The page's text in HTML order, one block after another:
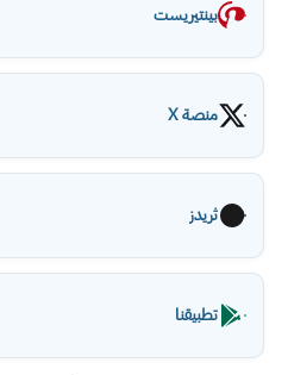
بينتيريست
منصة X
ثريدز
تطبيقنا